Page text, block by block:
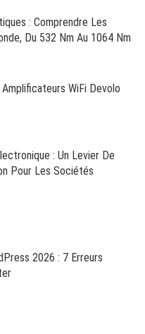
: Comprendre Les
Du 532 Nm Au 1064 Nm
WiFi Devolo
: Un Levier De
Pour Les Sociétés
2026 : 7 Erreurs